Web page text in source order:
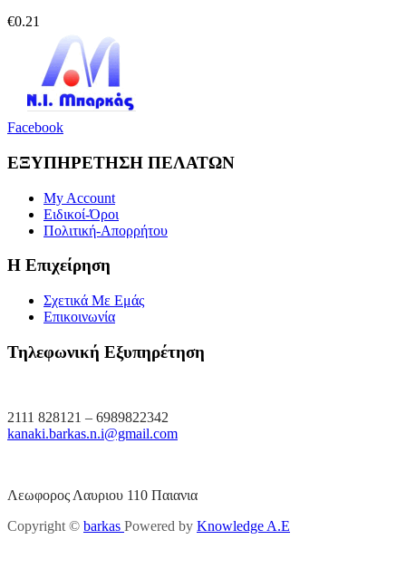
€0.21
Facebook
ΕΞΥΠΗΡΕΤΗΣΗ ΠΕΛΑΤΩΝ
My Account
Ειδικοί-Όροι
Πολιτική-Απορρήτου
Η Επιχείρηση
Σχετικά Με Εμάς
Επικοινωνία
Τηλεφωνική Εξυπηρέτηση
2111 828121 – 6989822342
kanaki.barkas.n.i@gmail.com
Λεωφορος Λαυριου 110 Παιανια
Copyright © barkas Powered by Knowledge A.E